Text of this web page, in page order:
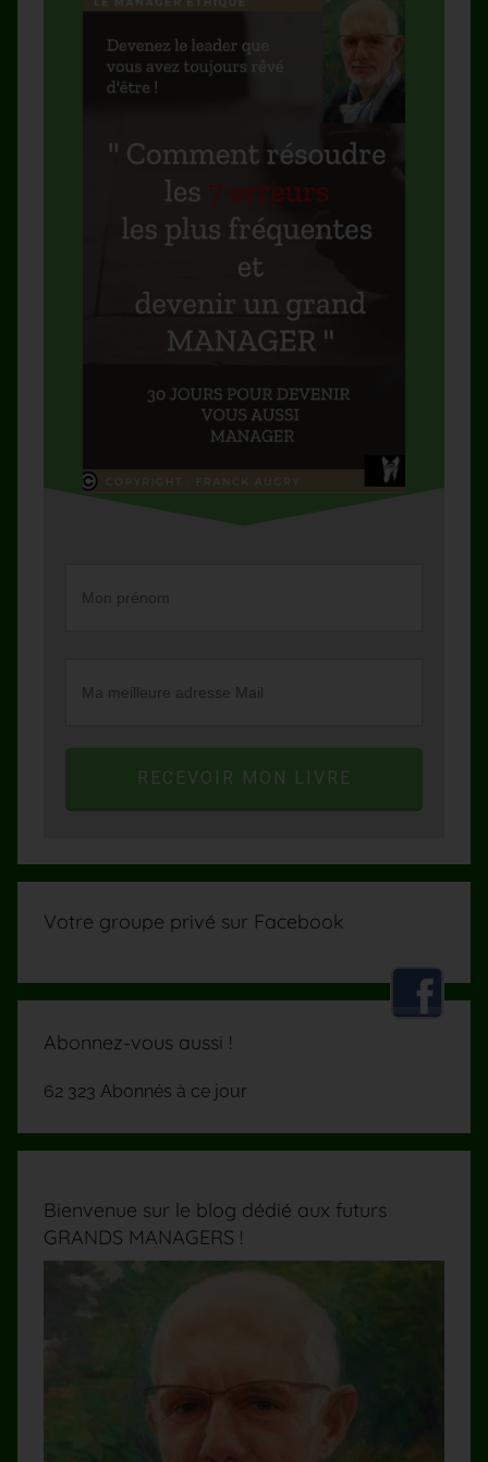
RECEVOIR MON LIVRE
Votre groupe privé sur Facebook
Abonnez-vous aussi !
62 323 Abonnés à ce jour
Bienvenue sur le blog dédié aux futurs
GRANDS MANAGERS !